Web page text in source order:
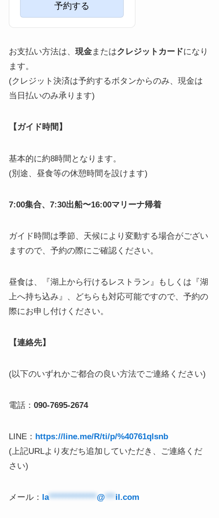
予約する
お支払い方法は、 現金またはクレジットカードになり
ます。
(クレジット決済は予約するボタンからのみ、現金は
当日払いのみ承ります)
【ガイド時間】
基本的に約8時間となります。
(別途、昼食等の休憩時間を設けます)
7:00集合、7:30出船〜16:00マリーナ帰着
ガイド時間は季節、天候により変動する場合がござい
ますので、予約の際にご確認ください。
昼食は、『湖上から行けるレストラン』もしくは『湖
上へ持ち込み』、どちらも対応可能ですので、予約の
際にお申し付けください。
【連絡先】
(以下のいずれかご都合の良い方法でご連絡ください)
電話： 090-7695-2674
LINE： https://line.me/R/ti/p/%40761qlsnb
(上記URLより友だち追加していただき、ご連絡くだ
さい)
メール： la**************@***il.com